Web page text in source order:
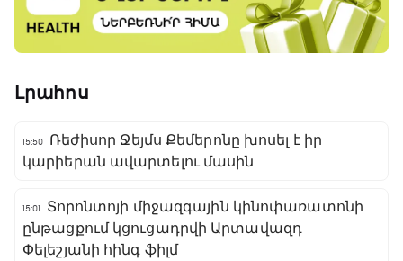
Լրահոս
15:50
Ռեժիսոր Ջեյմս Քեմերոնը խոսել է իր
կարիերան ավարտելու մասին
15:01
Տորոնտոյի միջազգային կինոփառատոնի
ընթացքում կցուցադրվի Արտավազդ
Փելեշյանի հինգ ֆիլմ